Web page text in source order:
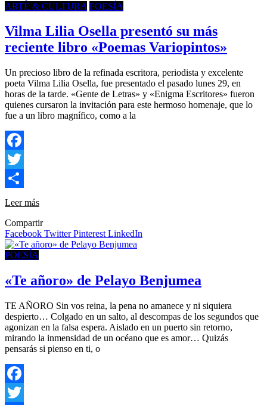
ARTE & CULTURA POESÍA
Vilma Lilia Osella presentó su más
reciente libro «Poemas Variopintos»
Un precioso libro de la refinada escritora, periodista y excelente
poeta Vilma Lilia Osella, fue presentado el pasado lunes 29, en
horas de la tarde. «Gente de Letras» y «Enigma Escritores» fueron
quienes cursaron la invitación para este hermoso homenaje, que lo
fue a un libro magnífico, como a la
Facebook
Twitter
Compartir
Leer más
Compartir
Facebook TwitterPinterest LinkedIn
POESÍA
«Te añoro» de Pelayo Benjumea
TE AÑORO Sin vos reina, la pena no amanece y ni siquiera
despierto… Colgado en un salto, al descompas de los segundos que
agonizan en la falsa espera. Aislado en un puerto sin retorno,
mirando la inmensidad de un océano que es amor… Quizás
pensarás si pienso en ti, o
Facebook